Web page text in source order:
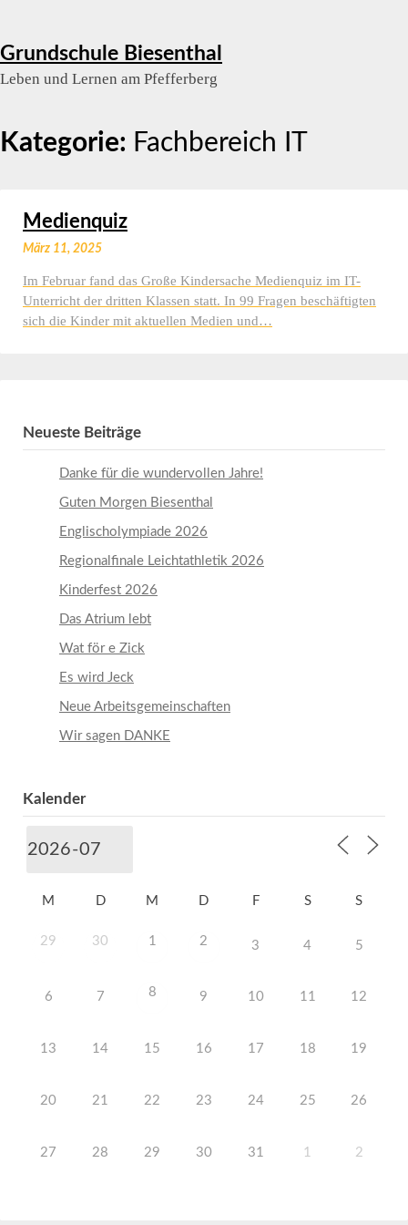
to
Grundschule Biesenthal
Leben und Lernen am Pfefferberg
Kategorie: Fachbereich IT
Medienquiz
März 11, 2025
Im Februar fand das Große Kindersache Medienquiz im IT-
Unterricht der dritten Klassen statt. In 99 Fragen beschäftigten
sich die Kinder mit aktuellen Medien und…
Neueste Beiträge
Danke für die wundervollen Jahre!
Guten Morgen Biesenthal
Englischolympiade 2026
Regionalfinale Leichtathletik 2026
Kinderfest 2026
Das Atrium lebt
Wat för e Zick
Es wird Jeck
Neue Arbeitsgemeinschaften
Wir sagen DANKE
Kalender
M D M D F S S
29 30 1 2 3 4 5
6 7 8 9 10 11 12
13 14 15 16 17 18 19
20 21 22 23 24 25 26
27 28 29 30 31 1 2